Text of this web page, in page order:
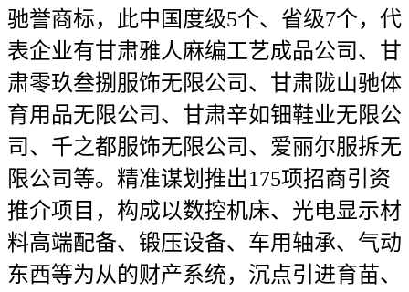
驰誉商标，此中国度级5个、省级7个，代
表企业有甘肃雅人麻编工艺成品公司、甘
肃零玖叁捌服饰无限公司、甘肃陇山驰体
育用品无限公司、甘肃辛如钿鞋业无限公
司、千之都服饰无限公司、爱丽尔服拆无
限公司等。精准谋划推出175项招商引资
推介项目，构成以数控机床、光电显示材
料高端配备、锻压设备、车用轴承、气动
东西等为从的财产系统，沉点引进育苗、